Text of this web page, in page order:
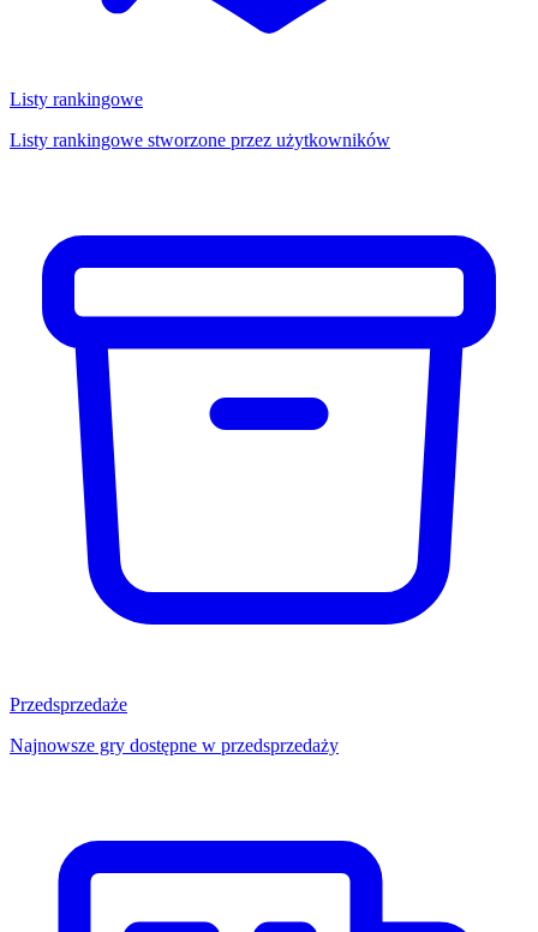
Listy rankingowe
Listy rankingowe stworzone przez użytkowników
Przedsprzedaże
Najnowsze gry dostępne w przedsprzedaży